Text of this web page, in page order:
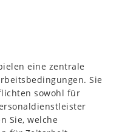
eine zentrale
Sie
sowohl für
Sie, welche